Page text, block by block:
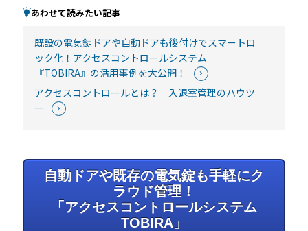
あわせて読みたい記事
既設の電気錠ドアや自動ドアも後付けでスマートロ
ック化！アクセスコントロールシステム
『TOBIRA』の活用事例を大公開！
アクセスコントロールとは？ 入退室管理のハウツ
ー
自動ドアや既存の電気錠も手軽にク
ラウド管理！
「アクセスコントロールシステム
TOBIRA」